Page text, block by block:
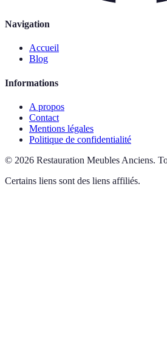
Navigation
Accueil
Blog
Informations
A propos
Contact
Mentions légales
Politique de confidentialité
© 2026 Restauration Meubles Anciens.
Certains liens sont des liens affiliés.